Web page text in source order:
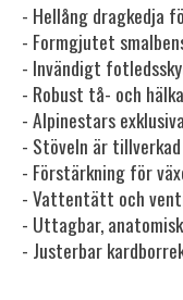
- Hellång dragkedja
- Formgjutet
- Invändigt
- Robust tå- och
- Alpinestars
- Stöveln är
- Förstärkning för
- Vattentätt och
- Uttagbar,
- Justerbar